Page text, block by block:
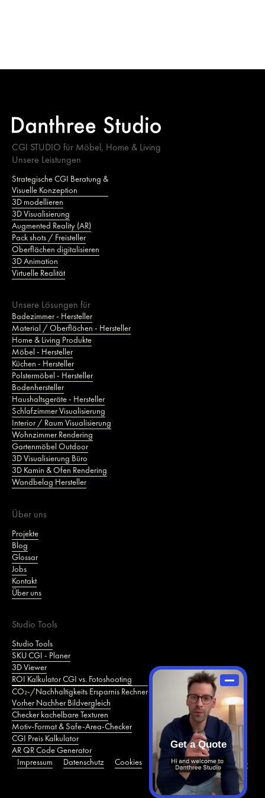
CGI STUDIO für Möbel, Home & Living
Unsere Leistungen
Strategische CGI Beratung &
Visuelle Konzeption
3D modellieren
3D Visualisierung
Augmented Reality (AR)
Pack shots / Freisteller
Oberflächen digitalisieren
3D Animation
Virtuelle Realität
Unsere Lösungen für
Badezimmer - Hersteller
Material / Oberflächen - Hersteller
Home & Living Produkte
Möbel - Hersteller
Küchen - Hersteller
Polstermöbel - Hersteller
Bodenhersteller
Haushaltsgeräte - Hersteller
Schlafzimmer Visualisierung
Interior / Raum Visualisierung
Wohnzimmer Rendering
Gartenmöbel Outdoor
3D Visualisierung Büro
3D Kamin & Ofen Rendering
Wandbelag Hersteller
Über uns
Projekte
Blog
Glossar
Jobs
Kontakt
Über uns
Studio Tools
Studio Tools
SKU CGI - Planer
3D Viewer
ROI Kalkulator CGI vs. Fotoshooting
CO₂‑/Nachhaltigkeits Ersparnis Rechner
Vorher Nachher Bildvergleich
Checker kachelbare Texturen
Motiv‑Format & Safe‑Area‑Checker
CGI Preis Kalkulator
AR QR Code Generator
Impressum
Datenschutz Cookies Cookie Einstellungen Jobs
Get a Quote